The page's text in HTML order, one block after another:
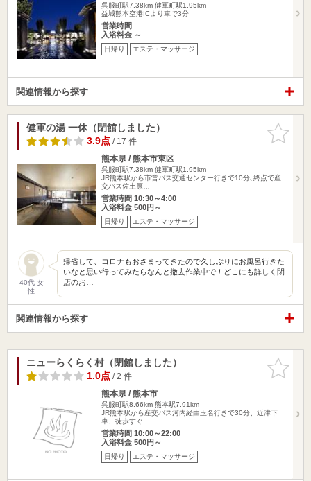
呉服町駅7.38km 健軍町駅1.95km
益城熊本空港ICより車で3分
営業時間
入浴料金 ～
日帰り エステ・マッサージ
関連情報から探す
お気に入
りに追加
健軍の湯 一休（閉館しました）
3.9点/ 17 件
熊本県 / 熊本市東区
呉服町駅7.38km 健軍町駅1.95km
JR熊本駅から市営バス交通センター行きで10分､終点で産
交バス佐土原…
営業時間 10:30～4:00
入浴料金 500円～
日帰り エステ・マッサージ
40代 女
性
帰省して、コロナもおさまってきたので久しぶりにお風呂行きた
いなと思い行ってみたらなんと撤去作業中で！どこにも詳しく閉
店のお…
関連情報から探す
お気に入
りに追加
ニューらくらく村（閉館しました）
1.0点/ 2 件
熊本県 / 熊本市
呉服町駅8.66km 熊本駅7.91km
JR熊本駅から産交バス河内経由玉名行きで30分、近津下
車、徒歩すぐ
営業時間 10:00～22:00
入浴料金 500円～
日帰り エステ・マッサージ